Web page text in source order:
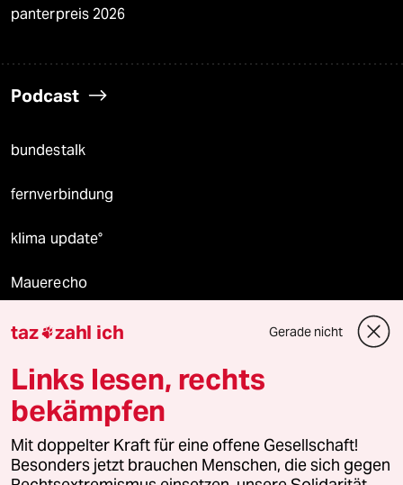
panterpreis 2026
Podcast
bundestalk
fernverbindung
klima update°
Mauerecho
Freie Rede
reingehen
Newsletter
taz zahl ich Gerade nicht
Links lesen, rechts
bekämpfen
Mit doppelter Kraft für eine offene Gesellschaft!
Besonders jetzt brauchen Menschen, die sich gegen